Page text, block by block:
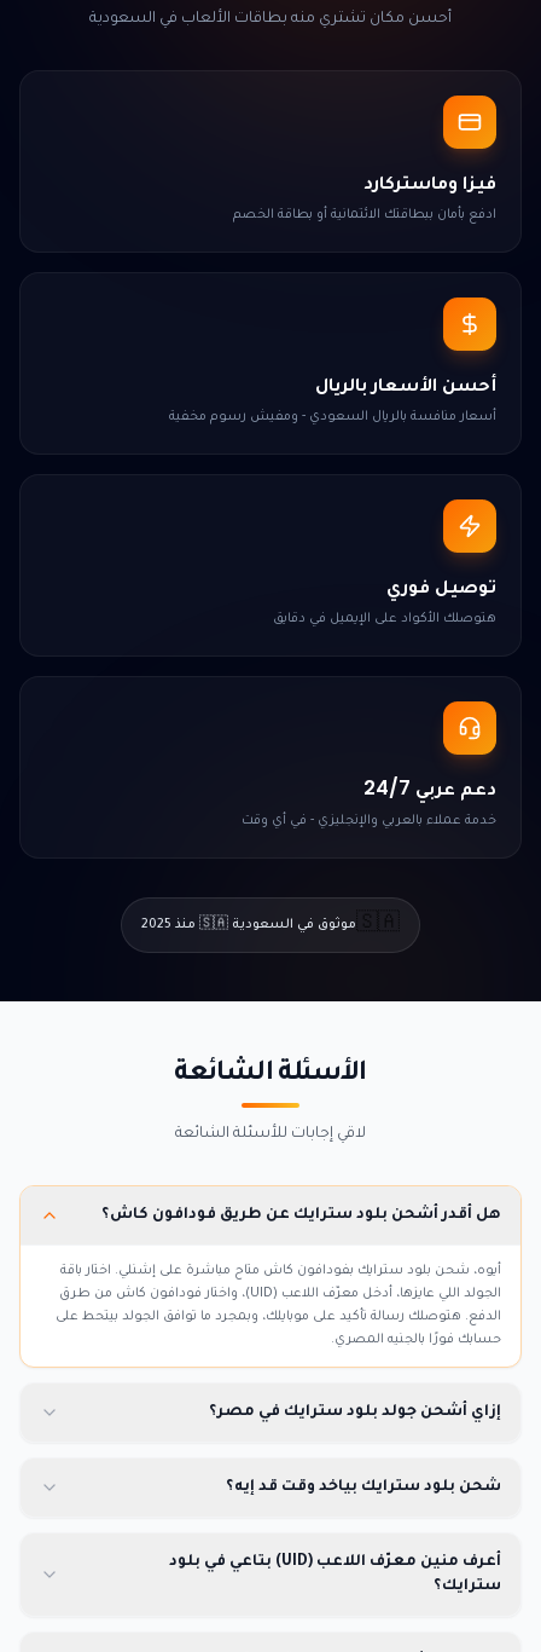
أحسن مكان تشتري منه بطاقات الألعاب في السعودية
فيزا وماستركارد
ادفع بأمان ببطاقتك الائتمانية أو بطاقة الخصم
أحسن الأسعار بالريال
أسعار منافسة بالريال السعودي - ومفيش رسوم مخفية
توصيل فوري
هتوصلك الأكواد على الإيميل في دقايق
دعم عربي 24/7
خدمة عملاء بالعربي والإنجليزي - في أي وقت
🇸🇦موثوق في السعودية 🇸🇦 منذ 2025
الأسئلة الشائعة
لاقي إجابات للأسئلة الشائعة
هل أقدر أشحن بلود سترايك عن طريق فودافون كاش؟
أيوه، شحن بلود سترايك بفودافون كاش متاح مباشرة على إشنلي. اختار باقة
الجولد اللي عايزها، أدخل معرّف اللاعب (UID)، واختار فودافون كاش من طرق
الدفع. هتوصلك رسالة تأكيد على موبايلك، وبمجرد ما توافق الجولد بيتحط على
حسابك فورًا بالجنيه المصري.
إزاي أشحن جولد بلود سترايك في مصر؟
شحن بلود سترايك بياخد وقت قد إيه؟
أعرف منين معرّف اللاعب (UID) بتاعي في بلود
سترايك؟